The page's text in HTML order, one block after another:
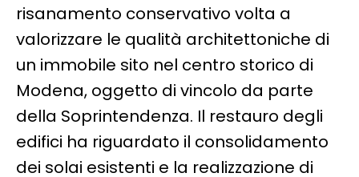
risanamento conservativo volta a
valorizzare le qualità architettoniche di
un immobile sito nel centro storico di
Modena, oggetto di vincolo da parte
della Soprintendenza. Il restauro degli
edifici ha riguardato il consolidamento
dei solai esistenti e la realizzazione di